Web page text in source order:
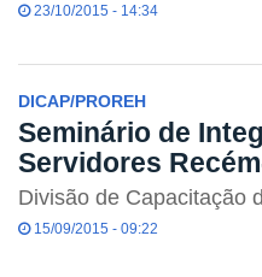
23/10/2015 - 14:34
DICAP/PROREH
Seminário de
Servidores
Divisão de Capacitação
15/09/2015 - 09:22